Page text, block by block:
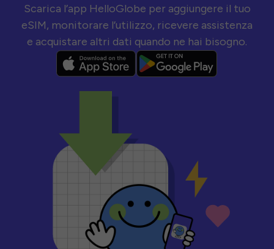
Scarica l’app HelloGlobe per aggiungere il tuo
eSIM, monitorare l’utilizzo, ricevere assistenza
e acquistare altri dati quando ne hai bisogno.